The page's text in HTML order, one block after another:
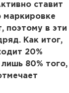
ставит
поэтому в эти
Как итог,
20%
лишь 80% того,